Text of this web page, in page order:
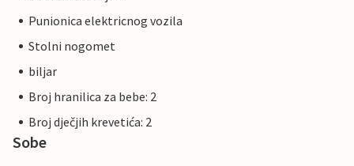
Punionica elektricnog vozila
Stolni nogomet
biljar
Broj hranilica za bebe: 2
Broj dječjih krevetića: 2
Sobe